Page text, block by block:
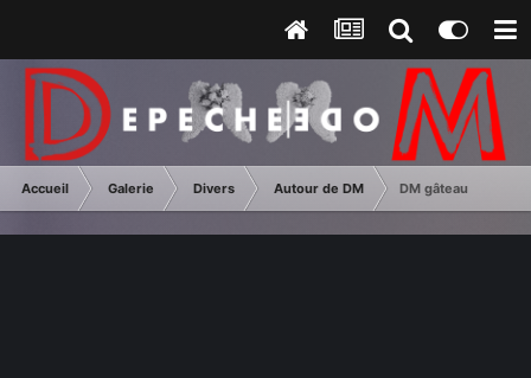
Accueil Galerie Divers Autour de DM DM gâteau